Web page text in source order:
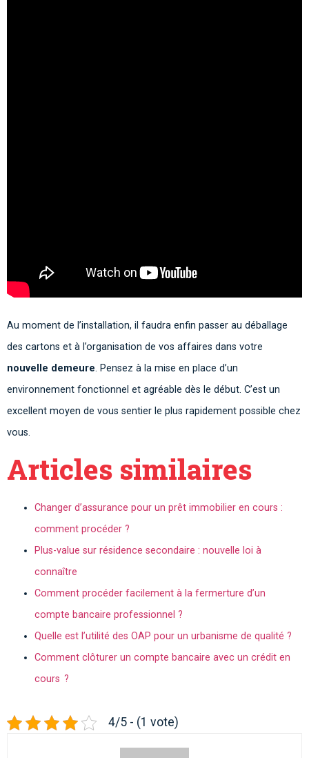
Au moment de l’installation, il faudra enfin passer au déballage
des cartons et à l’organisation de vos affaires dans votre
nouvelle demeure. Pensez à la mise en place d’un
environnement fonctionnel et agréable dès le début. C’est un
excellent moyen de vous sentier le plus rapidement possible chez
vous.
Articles similaires
Changer d’assurance pour un prêt immobilier en cours :
comment procéder ?
Plus-value sur résidence secondaire : nouvelle loi à
connaître
Comment procéder facilement à la fermerture d’un
compte bancaire professionnel ?
Quelle est l’utilité des OAP pour un urbanisme de qualité ?
Comment clôturer un compte bancaire avec un crédit en
cours ?
4/5 - (1 vote)